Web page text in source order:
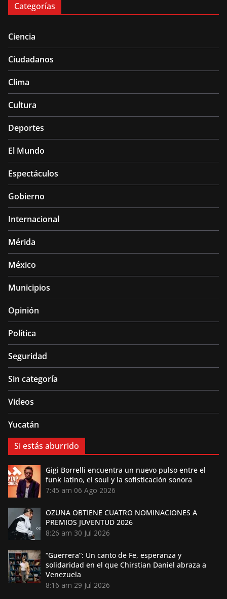
Categorías
Ciencia
Ciudadanos
Clima
Cultura
Deportes
El Mundo
Espectáculos
Gobierno
Internacional
Mérida
México
Municipios
Opinión
Política
Seguridad
Sin categoría
Videos
Yucatán
Si estás aburrido
Gigi Borrelli encuentra un nuevo pulso entre el
funk latino, el soul y la sofisticación sonora
7:45 am 06 Ago 2026
OZUNA OBTIENE CUATRO NOMINACIONES A
PREMIOS JUVENTUD 2026
8:26 am 30 Jul 2026
“Guerrera”: Un canto de Fe, esperanza y
solidaridad en el que Chirstian Daniel abraza a
Venezuela
8:16 am 29 Jul 2026